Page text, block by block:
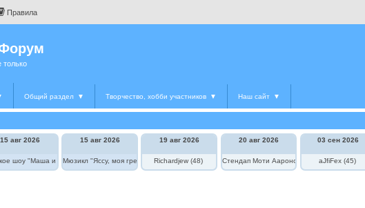
Правила
Общий раздел ▼ Творчество, хобби участников ▼ Наш сайт ▼
15 авг 2026
шоу "Маша и Медведь в цирке"
15 авг 2026
Мюзикл "Яссу, моя греческая любовь"
19 авг 2026
Richardjew (48)
20 авг 2026
Стендап Моти Аароновича
03 сен 2026
aJfiFex (45)